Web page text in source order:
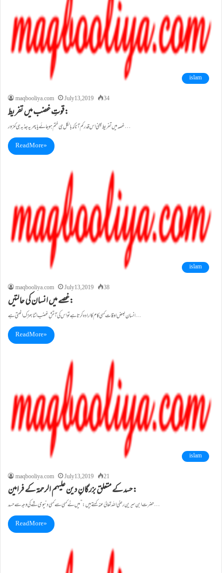
islam
maqbooliya.com
July 13, 2019 34
قوتِ غضب میں تفریط:
غصہ میں تفریط یعنی اس قدر کم آنا کہ بالکل ہی ختم ہو جائے یا پھر یہ جذبہ ہی کمزور…
Read More »
islam
maqbooliya.com
July 13, 2019 38
غصے میں انسان کی حالتیں:
انسان بعض اوقات کسی کام کا ارادہ کرتا ہے تو اس کی آتشِ غضب اتنا بھڑک اٹھتی ہے…
Read More »
islam
maqbooliya.com
July 13, 2019 21
حسد کے متعلق بزرگانِ دین علیہم الرحمۃ کے فرامین:
حضرت ابن سیرین رضی اللہ تعالیٰ عنہ کہتے ہیں :”میں نے کسی سے کسی دنیوی شے کی وجہ سے حسد…
Read More »